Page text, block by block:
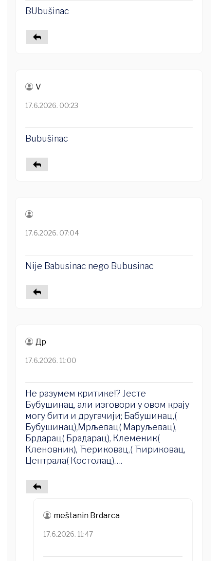
BUbušinac
V
17.6.2026. 00:23
Bubušinac
17.6.2026. 07:04
Nije Babusinac nego Bubusinac
Др
17.6.2026. 11:00
Не разумем критике!? Јесте
Бубушинац, али изговори у овом крају
могу бити и другачији; Бабушинац,(
Бубушинац),Мрљевац( Маруљевац),
Брдарац( Брадарац), Клеменик(
Кленовник), Ћериковац,( Ћириковац,
Централа( Костолац)….
meštanin Brdarca
17.6.2026. 11:47